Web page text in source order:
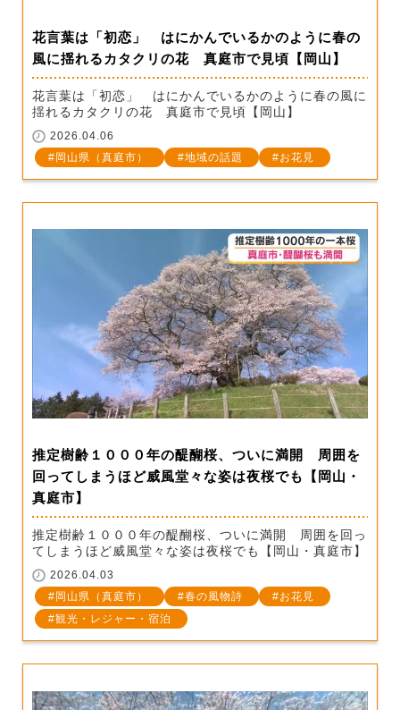
花言葉は「初恋」 はにかんでいるかのように春の
風に揺れるカタクリの花 真庭市で見頃【岡山】
花言葉は「初恋」 はにかんでいるかのように春の風に
揺れるカタクリの花 真庭市で見頃【岡山】
2026.04.06
岡山県（真庭市）
地域の話題 お花見
推定樹齢１０００年の醍醐桜、ついに満開 周囲を
回ってしまうほど威風堂々な姿は夜桜でも【岡山・
真庭市】
推定樹齢１０００年の醍醐桜、ついに満開 周囲を回っ
てしまうほど威風堂々な姿は夜桜でも【岡山・真庭市】
2026.04.03
岡山県（真庭市）
春の風物詩
お花見
観光・レジャー・宿泊